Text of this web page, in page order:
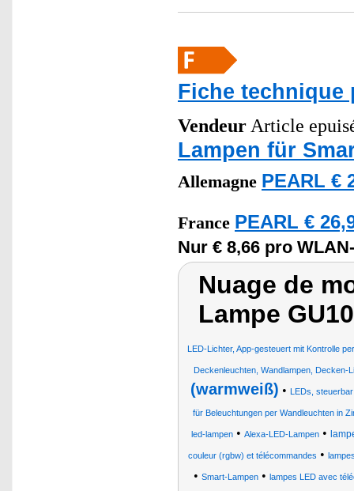
Fiche technique
Vendeur Article
Lampen für
Allemagne PEARL €
France PEARL €
Nur € 8,66 pro
Nuage de
Lampe
LED-Lichter, App-gesteuert mit Kontrolle
Deckenleuchten, Wandlampen, Decken-
(warmweiß) • LEDs,
für Beleuchtungen per Wandleuchten in
led-lampen • Alexa-LED-Lampen •
couleur (rgbw) et télécommandes •
• Smart-Lampen• lampes LED avec